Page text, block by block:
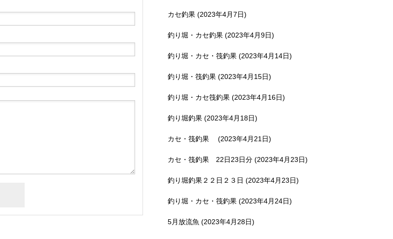
カセ釣果 (2023年4月7日)
釣り堀・カセ釣果 (2023年4月9日)
釣り堀・カセ・筏釣果 (2023年4月14日)
釣り堀・筏釣果 (2023年4月15日)
釣り堀・カセ筏釣果 (2023年4月16日)
釣り堀釣果 (2023年4月18日)
カセ・筏釣果 (2023年4月21日)
カセ・筏釣果 22日23日分 (2023年4月23日)
釣り堀釣果２２日２３日 (2023年4月23日)
釣り堀・カセ・筏釣果 (2023年4月24日)
5月放流魚 (2023年4月28日)